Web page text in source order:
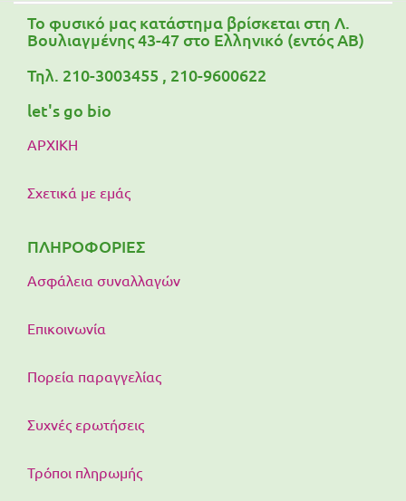
To φυσικό μας κατάστημα βρίσκεται στη Λ.
Βουλιαγμένης 43-47 στο Ελληνικό (εντός ΑΒ)
Τηλ. 210-3003455 , 210-9600622
let's go bio
ΑΡΧΙΚΗ
Σχετικά με εμάς
ΠΛΗΡΟΦΟΡΙΕΣ
Ασφάλεια συναλλαγών
Επικοινωνία
Πορεία παραγγελίας
Συχνές ερωτήσεις
Τρόποι πληρωμής